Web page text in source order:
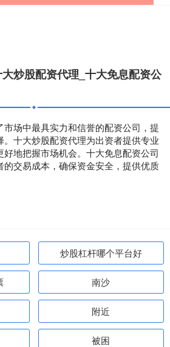
炒股配资代理_十大免息配资公
市场中最具实力和信誉的配资公司，提
十大炒股配资代理为出资者提供专业
地把握市场机会。十大免息配资公司
交易成本，确保资金安全，提供优质
炒股杠杆哪个平台好
南沙
附近
被困